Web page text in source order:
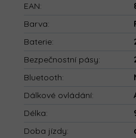
EAN:
Barva:
Baterie:
Bezpečnostní pásy:
Bluetooth:
Dálkové ovládání:
Délka:
Doba jízdy: